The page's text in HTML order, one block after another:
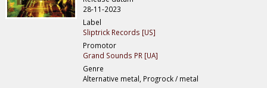
28-11-2023
Label
Sliptrick Records [US]
Promotor
Grand Sounds PR [UA]
Genre
Alternative metal, Progrock / metal